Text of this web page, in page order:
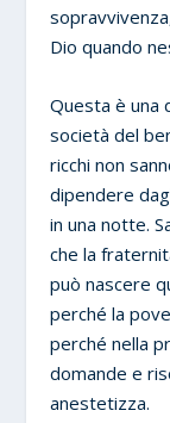
Dio quando
Questa è una
società del
ricchi non
dipendere
in una notte.
che la
può nascere
perché la
perché nella
domande e
anestetizza.